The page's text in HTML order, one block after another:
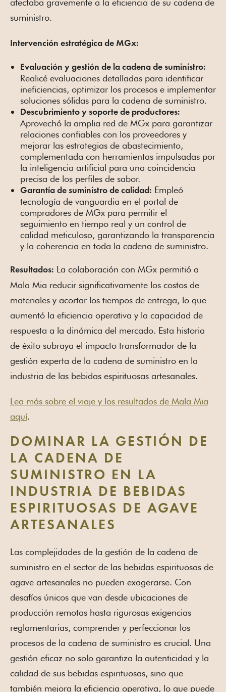
afectaba gravemente a la eficiencia de su cadena de
suministro.
Intervención estratégica de MGx:
Evaluación y gestión de la cadena de suministro:
Realicé evaluaciones detalladas para identificar
ineficiencias, optimizar los procesos e implementar
soluciones sólidas para la cadena de suministro.
Descubrimiento y soporte de productores:
Aprovechó la amplia red de MGx para garantizar
relaciones confiables con los proveedores y
mejorar las estrategias de abastecimiento,
complementada con herramientas impulsadas por
la inteligencia artificial para una coincidencia
precisa de los perfiles de sabor.
Garantía de suministro de calidad: Empleó
tecnología de vanguardia en el portal de
compradores de MGx para permitir el
seguimiento en tiempo real y un control de
calidad meticuloso, garantizando la transparencia
y la coherencia en toda la cadena de suministro.
Resultados: La colaboración con MGx permitió a
Mala Mia reducir significativamente los costos de
materiales y acortar los tiempos de entrega, lo que
aumentó la eficiencia operativa y la capacidad de
respuesta a la dinámica del mercado. Esta historia
de éxito subraya el impacto transformador de la
gestión experta de la cadena de suministro en la
industria de las bebidas espirituosas artesanales.
Lea más sobre el viaje y los resultados de Mala Mia
aquí.
DOMINAR LA GESTIÓN DE
LA CADENA DE
SUMINISTRO EN LA
INDUSTRIA DE BEBIDAS
ESPIRITUOSAS DE AGAVE
ARTESANALES
Las complejidades de la gestión de la cadena de
suministro en el sector de las bebidas espirituosas de
agave artesanales no pueden exagerarse. Con
desafíos únicos que van desde ubicaciones de
producción remotas hasta rigurosas exigencias
reglamentarias, comprender y perfeccionar los
procesos de la cadena de suministro es crucial. Una
gestión eficaz no solo garantiza la autenticidad y la
calidad de sus bebidas espirituosas, sino que
también mejora la eficiencia operativa, lo que puede